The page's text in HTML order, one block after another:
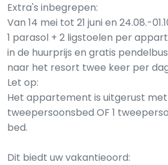
Extra's inbegrepen:
Van 14 mei tot 21 juni en 24.08.-
1 parasol + 2 ligstoelen per
in de huurprijs en gratis
naar het resort twee keer per
Let op:
Het appartement is uitgerust met
tweepersoonsbed OF 1
bed.
Dit biedt uw vakantieoord: